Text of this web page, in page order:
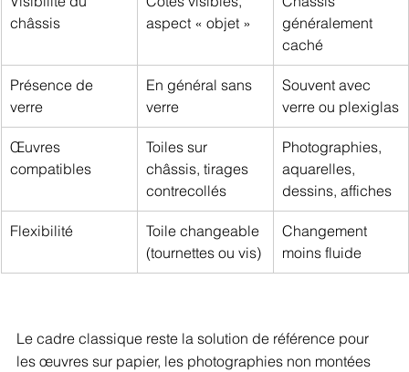
châssis
aspect « objet »
généralement
caché
Présence de
verre
En général sans
verre
Souvent avec
verre ou plexiglas
Œuvres
compatibles
Toiles sur
châssis, tirages
contrecollés
Photographies,
aquarelles,
dessins, affiches
Flexibilité
Toile changeable
(tournettes ou vis)
Changement
moins fluide
Le cadre classique reste la solution de référence pour
les œuvres sur papier, les photographies non montées